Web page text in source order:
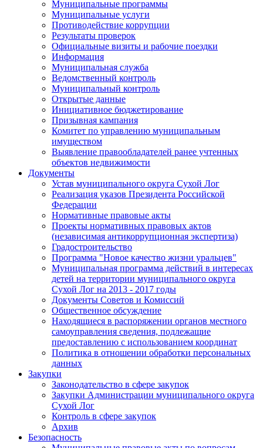
Муниципальные программы
Муниципальные услуги
Противодействие коррупции
Результаты проверок
Официальные визиты и рабочие поездки
Информация
Муниципальная служба
Ведомственный контроль
Муниципальный контроль
Открытые данные
Инициативное бюджетирование
Призывная кампания
Комитет по управлению муниципальным
имуществом
Выявление правообладателей ранее учтенных
объектов недвижимости
Документы
Устав муниципального округа Сухой Лог
Реализация указов Президента Российской
Федерации
Нормативные правовые акты
Проекты нормативных правовых актов
(независимая антикоррупционная экспертиза)
Градостроительство
Программа "Новое качество жизни уральцев"
Муниципальная программа действий в интересах
детей на территории муниципального округа
Сухой Лог на 2013 - 2017 годы
Документы Советов и Комиссий
Общественное обсуждение
Находящиеся в распоряжении органов местного
самоуправления сведения, подлежащие
предоставлению с использованием координат
Политика в отношении обработки персональных
данных
Закупки
Законодательство в сфере закупок
Закупки Администрации муниципального округа
Сухой Лог
Контроль в сфере закупок
Архив
Безопасность